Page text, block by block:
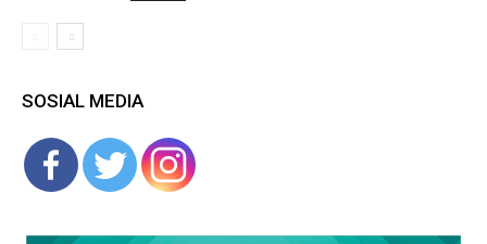
SOSIAL MEDIA